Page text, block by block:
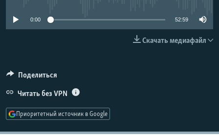
Все сайты РСЕ/РС
0:00 52:59
Скачать медиафайл
Поделиться
Читать без VPN
Приоритетный источник в Google